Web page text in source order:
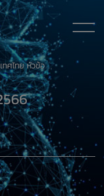
สรุปช่วงสนทนากับผู้ว่าการธนาคารแห่งประเทศไทย หัวข้อ "ก้าวต่อไปของเศรษฐกิจการเงินไทย"